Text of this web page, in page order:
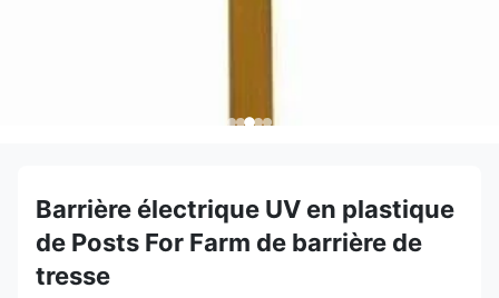
Barrière électrique UV en plastique
de Posts For Farm de barrière de
tresse